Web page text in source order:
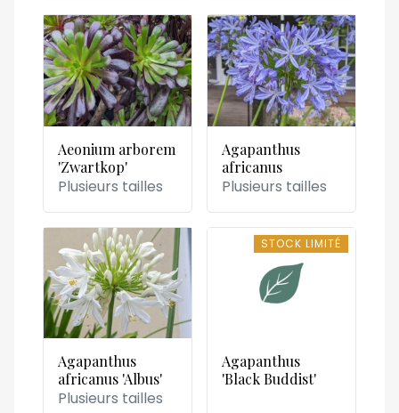
Aeonium arborem
'Zwartkop'
Plusieurs tailles
Agapanthus
africanus
Plusieurs tailles
Agapanthus
africanus 'Albus'
Plusieurs tailles
Agapanthus
'Black Buddist'
STOCK LIMITÉ
STOCK LIMITÉ